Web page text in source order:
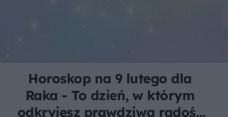
Horoskop na 9 lutego dla
Raka - To dzień, w którym
odkryjesz prawdziwą radość